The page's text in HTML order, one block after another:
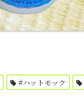
#ハットモック